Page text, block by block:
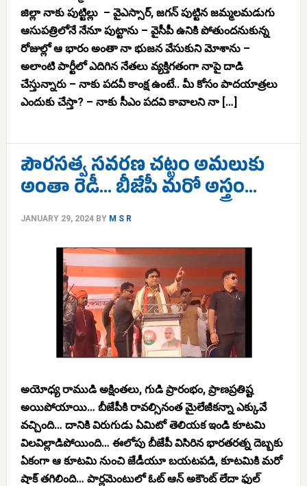
జిల్లా నాకు పుట్టిల్లు – వైఎస్సార్, జగన్ పుట్టిన జమ్మలమడుగు
ఆసుపత్రిలోనే నేనూ పుట్టాను – వైసీపీ ఉనికి పోతుందనుకున్న
రోజుల్లో ఆ భారం అంతా నా భుజన వేసుకుని మోశాను –
అలాంటి పార్టీలో ఎదిగిన నేతలు వ్యక్తిగతంగా నాపై దాడి
చేస్తున్నారు – నాకు పదవీ కాంక్ష ఉంటే.. మీ కోసం పాదయాత్రలు
ఎందుకు చేస్తా? – నాకు సీఎం పదవి కావాలని నా […]
పౌరసత్వ సవరణ చట్టం అమలుకు
అంతా రెడీ… బీజేపీ మరో అస్త్రం…
JANUARY 29, 2024BY M S R
అయోధ్య రాముడి అక్షింతలు, గుడి ప్రారంభం, ప్రాణప్రతిష్ట
అయిపోయాయి… బీజేపీకి రావల్సినంత మైలేజీకన్నా ఎక్కువే
వచ్చింది… దానికి విరుగుడు ఏమిటో తెలియక ఇండి కూటమి
విలవిల్లాడిపోయింది… ఈలోపు బీజేపీ విసిరిన భారతరత్న దెబ్బకు
ఏకంగా ఆ కూటమి నుంచి జేడీయూ బయటపడి, కూటమికి మరో
షాక్ తగిలింది… పార్లమెంటులో ఓట్ ఆన్ అకౌంట్ లేదా ఫుల్